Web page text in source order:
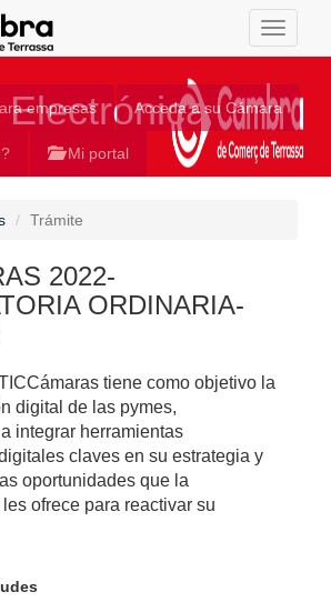
Toggle
empresas Acceda a su Cámara
Mi portal
Trámite
2022-
ORDINARIA-
tiene como objetivo la
digital de las pymes,
integrar herramientas
claves en su estrategia y
oportunidades que la
ofrece para reactivar su